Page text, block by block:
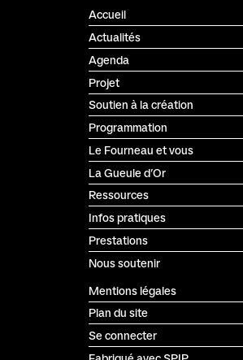
Accueil
Actualités
Agenda
Projet
Soutien à la création
Programmation
Le Fourneau et vous
La Gueule d’Or
Ressources
Infos pratiques
Prestations
Nous soutenir
Mentions légales
Plan du site
Se connecter